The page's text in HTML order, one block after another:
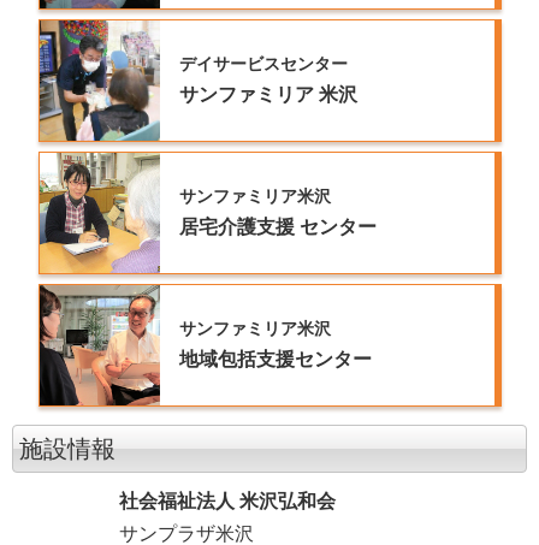
デイサービスセンター
サンファミリア米沢
サンファミリア米沢
居宅介護支援センター
サンファミリア米沢
地域包括支援センター
施設情報
社会福祉法人 米沢弘和会
サンプラザ米沢